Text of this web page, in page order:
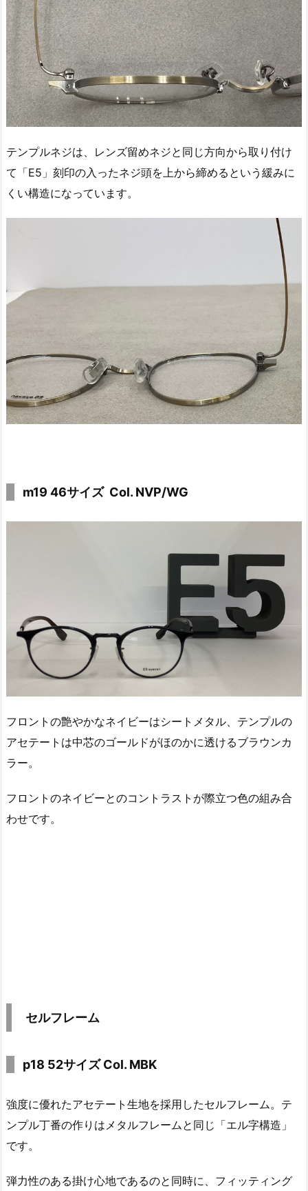
テンプルネジは、レンズ留めネジと同じ方向から取り付け
て「E5」刻印の入ったネジ頭を上から締めるという緩みに
くい構造になっています。
m19 46サイズ Col. NVP/WG
フロントの艶やかなネイビーはシートメタル、テンプルの
アセテートは中芯のゴールドがほのかに透けるブラウンカ
ラー。
フロントのネイビーとのコントラストが際立つ色の組み合
わせです。
セルフレーム
p18 52サイズ Col. MBK
強度に優れたアセテート生地を採用したセルフレーム。テ
ンプル丁番の作りはメタルフレームと同じ「エル字構造」
です。
弾力性のある掛け心地であるのと同時に、フィッティング